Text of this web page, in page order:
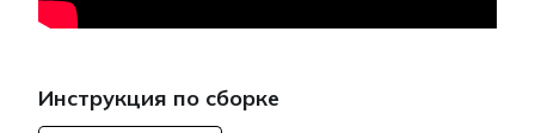
Инструкция по сборке